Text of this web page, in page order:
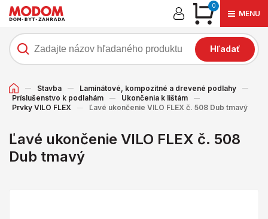
0
MENU
Hľadať
Stavba
Laminátové, kompozitné a drevené podlahy
Príslušenstvo k podlahám
Ukončenia k lištám
Prvky VILO FLEX
Ľavé ukončenie VILO FLEX č. 508 Dub tmavý
Ľavé ukončenie VILO FLEX č. 508
Dub tmavý